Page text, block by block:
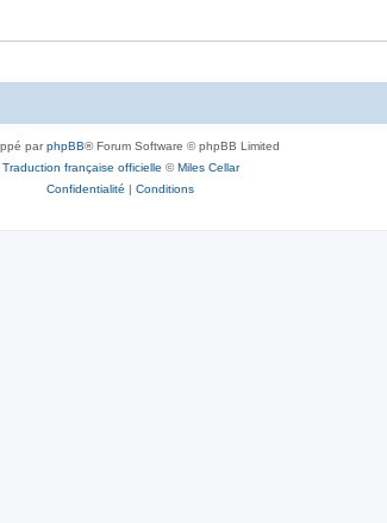
parphpBB® Forum Software © phpBB Limited
Traduction française officielle ©Miles Cellar
Confidentialité | Conditions